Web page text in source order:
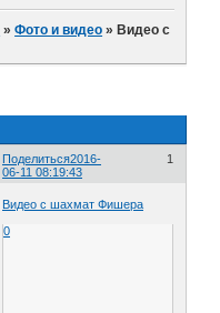
»Фото и видео »Видео с
Поделиться 1
2016-
06-11 08:19:43
Видео с шахмат Фишера
0